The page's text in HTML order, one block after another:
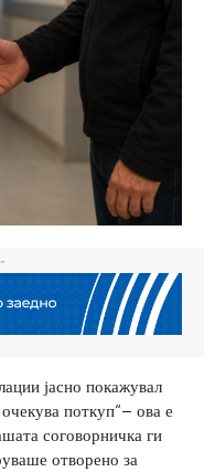
јасно покажувал
поткуп“– ова е
соговорничка ги
отворено за